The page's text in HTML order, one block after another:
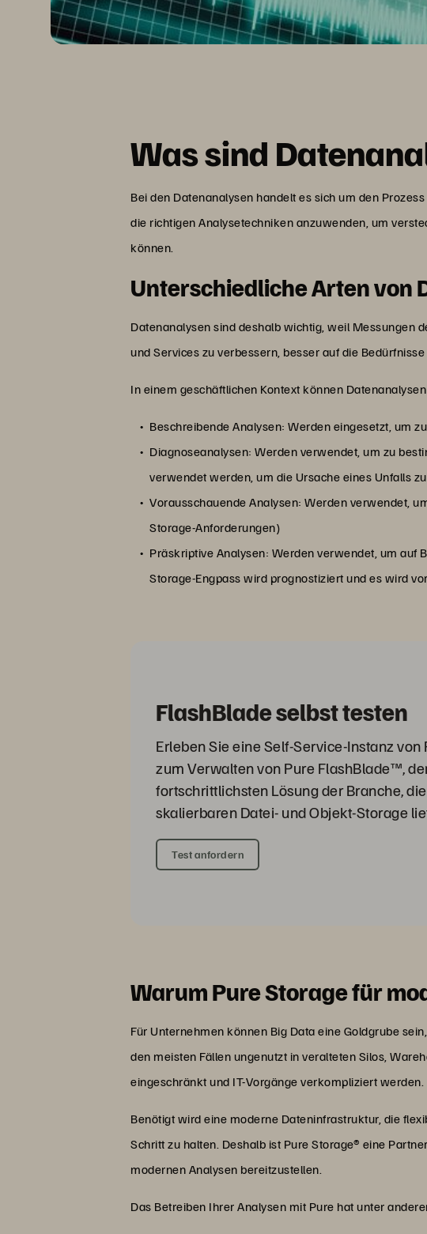
Was sind
Bei den Datenanalysen handelt es sich um den
die richtigen Analysetechniken anzuwenden, um
können.
Unterschiedliche Arten von
Datenanalysen sind deshalb wichtig, weil Messungen
und Services zu verbessern, besser auf die
In einem geschäftlichen Kontext können
Beschreibende Analysen: Werden eingesetzt, um
Diagnoseanalysen: Werden verwendet, um zu
verwendet werden, um die Ursache eines Unfalls
Vorausschauende Analysen: Werden verwendet,
Storage-Anforderungen)
Präskriptive Analysen: Werden verwendet, um auf
Storage-Engpass wird prognostiziert und es wird
FlashBlade selbst testen
Erleben Sie eine Self-Service-Instanz von
zum Verwalten von Pure FlashBlade™,
fortschrittlichsten Lösung der Branche,
skalierbaren Datei- und Objekt-Storage
Test anfordern
Warum Pure Storage für
Für Unternehmen können Big Data eine Goldgrube
den meisten Fällen ungenutzt in veralteten Silos,
eingeschränkt und IT-Vorgänge verkompliziert werden.
Benötigt wird eine moderne Dateninfrastruktur, die
Schritt zu halten. Deshalb ist Pure Storage® eine
modernen Analysen bereitzustellen.
Das Betreiben Ihrer Analysen mit Pure hat unter